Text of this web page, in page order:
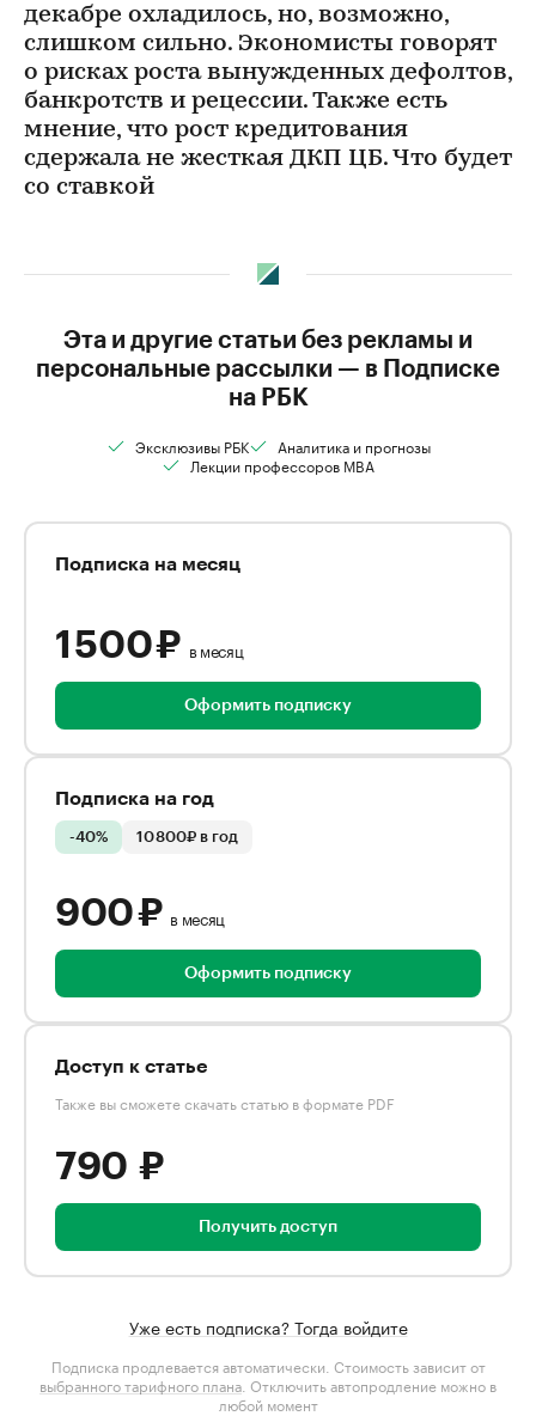
декабре охладилось, но, возможно,
слишком сильно. Экономисты говорят
о рисках роста вынужденных дефолтов,
банкротств и рецессии. Также есть
мнение, что рост кредитования
сдержала не жесткая ДКП ЦБ. Что будет
со ставкой
Эта и другие статьи без рекламы и
персональные рассылки — в Подписке
на РБК
Эксклюзивы РБК
Аналитика и прогнозы
Лекции профессоров MBA
Подписка на месяц
1 500 ₽ в месяц
Оформить подписку
Подписка на год
-40% 10 800₽ в год
900 ₽ в месяц
Оформить подписку
Доступ к статье
Также вы сможете скачать статью в формате PDF
790 ₽
Получить доступ
Уже есть подписка? Тогда войдите
Подписка продлевается автоматически. Стоимость зависит от
выбранного тарифного плана . Отключить автопродление можно в
любой момент